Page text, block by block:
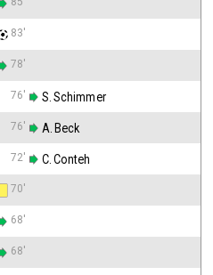
83'
78'
76' S. Schimmer
76' A. Beck
72' C. Conteh
70'
68'
68'